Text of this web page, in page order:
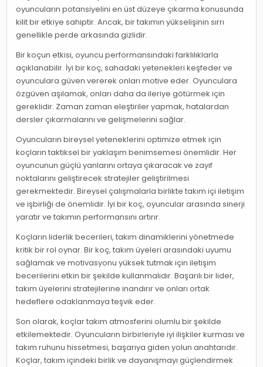
oyuncuların potansiyelini en üst düzeye çıkarma konusunda
kilit bir etkiye sahiptir. Ancak, bir takımın yükselişinin sırrı
genellikle perde arkasında gizlidir.
Bir koçun etkisi, oyuncu performansındaki farklılıklarla
açıklanabilir. İyi bir koç, sahadaki yetenekleri keşfeder ve
oyunculara güven vererek onları motive eder. Oyunculara
özgüven aşılamak, onları daha da ileriye götürmek için
gereklidir. Zaman zaman eleştiriler yapmak, hatalardan
dersler çıkarmalarını ve gelişmelerini sağlar.
Oyuncuların bireysel yeteneklerini optimize etmek için
koçların taktiksel bir yaklaşım benimsemesi önemlidir. Her
oyuncunun güçlü yanlarını ortaya çıkaracak ve zayıf
noktalarını geliştirecek stratejiler geliştirilmesi
gerekmektedir. Bireysel çalışmalarla birlikte takım içi iletişim
ve işbirliği de önemlidir. İyi bir koç, oyuncular arasında sinerji
yaratır ve takımın performansını artırır.
Koçların liderlik becerileri, takım dinamiklerini yönetmede
kritik bir rol oynar. Bir koç, takım üyeleri arasındaki uyumu
sağlamak ve motivasyonu yüksek tutmak için iletişim
becerilerini etkin bir şekilde kullanmalıdır. Başarılı bir lider,
takım üyelerini stratejilerine inandırır ve onları ortak
hedeflere odaklanmaya teşvik eder.
Son olarak, koçlar takım atmosferini olumlu bir şekilde
etkilemektedir. Oyuncuların birbirleriyle iyi ilişkiler kurması ve
takım ruhunu hissetmesi, başarıya giden yolun anahtarıdır.
Koçlar, takım içindeki birlik ve dayanışmayı güçlendirmek